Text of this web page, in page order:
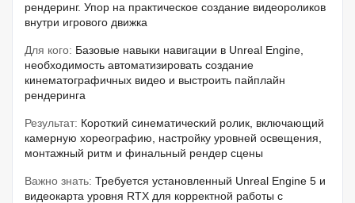
рендеринг. Упор на практическое создание видеороликов
внутри игрового движка
Для кого: Базовые навыки навигации в Unreal Engine,
необходимость автоматизировать создание
кинематографичных видео и выстроить пайплайн
рендеринга
Результат: Короткий синематический ролик, включающий
камерную хореографию, настройку уровней освещения,
монтажный ритм и финальный рендер сцены
Важно знать: Требуется установленный Unreal Engine 5 и
видеокарта уровня RTX для корректной работы с